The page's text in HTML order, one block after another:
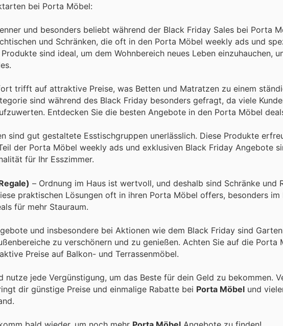
bei Porta Möbel:
und besonders beliebt während der Black Friday Sales bei Porta
und Schränken, die oft in den Porta Möbel weekly ads und
sind ideal, um dem Wohnbereich neues Leben einzuhauchen,
trifft auf attraktive Preise, was Betten und Matratzen zu einem
sind während des Black Friday besonders gefragt, da viele
Entdecken Sie die besten Angebote in den Porta Möbel
sind gut gestaltete Esstischgruppen unerlässlich. Diese Produkte
der Porta Möbel weekly ads und exklusiven Black Friday Angebote
für Ihr Esszimmer.
– Ordnung im Haus ist wertvoll, und deshalb sind Schränke und
praktischen Lösungen oft in ihren Porta Möbel offers, besonders im
für mehr Stauraum.
und insbesondere bei Aktionen wie dem Black Friday sind
zu verschönern und zu genießen. Achten Sie auf die Porta
Preise auf Balkon- und Terrassenmöbel.
nutze jede Vergünstigung, um das Beste für dein Geld zu bekommen.
dir günstige Preise und einmalige Rabatte bei Porta Möbel und